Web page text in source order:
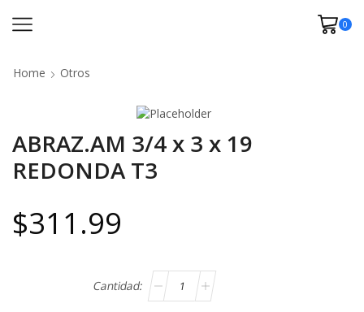
0
Home Otros
ABRAZ.AM 3/4 x 3 x 19
REDONDA T3
$311.99